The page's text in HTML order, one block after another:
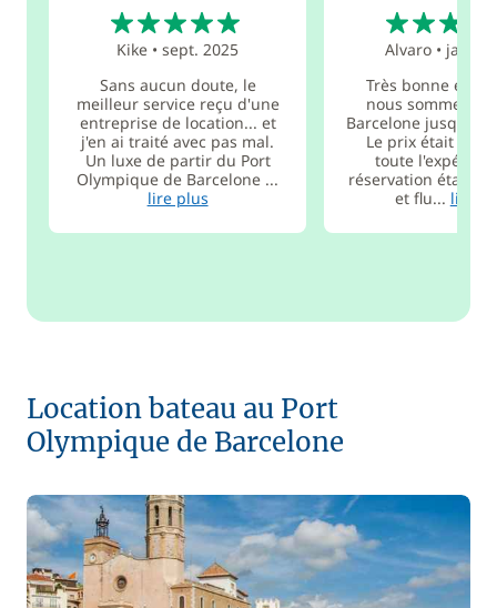
Kike •sept. 2025
Sans aucun doute, le
meilleur service reçu d'une
entreprise de location... et
j'en ai traité avec pas mal.
Un luxe de partir du Port
Olympique de Barcelone ...
lire plus
Alvaro • janv.
Très bonne
nous sommes
Barcelone jusqu'à
Le prix était très
toute
réservation était
et flu... lire
Location bateau au Port
Olympique de Barcelone